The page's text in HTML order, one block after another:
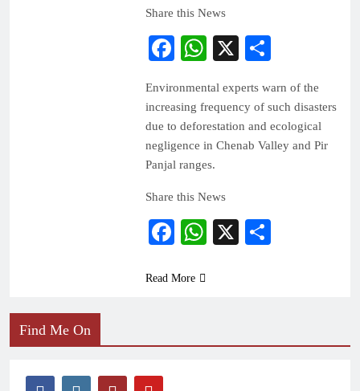
Share this News
Facebook
WhatsApp
X
Environmental experts warn of the
increasing frequency of such disasters
due to deforestation and ecological
negligence in Chenab Valley and Pir
Panjal ranges.
Share this News
Facebook
WhatsApp
X
Read More
Find Me On